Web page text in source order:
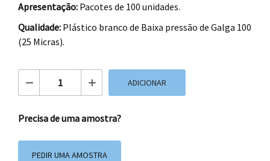
Apresentação: Pacotes de 100 unidades.
Qualidade: Plástico branco de Baixa pressão de Galga 100
(25 Micras).
Quantidade de Saco Plástico BK40 Kids
ADICIONAR
Precisa de uma amostra?
PEDIR UMA AMOSTRA